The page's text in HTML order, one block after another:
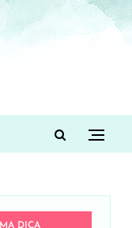
DICA